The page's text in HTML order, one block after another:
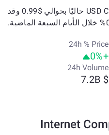
يتم تداول USD Coin (Ethereum) حاليًا بحوالي $0.99 وقد
24h % Price
+0%
24h Volume
$ 7.2B